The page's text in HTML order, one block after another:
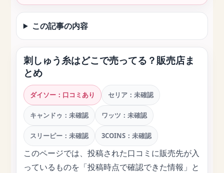
この記事の内容
刺しゅう糸はどこで売ってる？販売店ま
とめ
ダイソー：口コミあり セリア：未確認
キャンドゥ：未確認 ワッツ：未確認
スリーピー：未確認 3COINS：未確認
このページでは、投稿された口コミに販売先が入
っているものを「投稿時点で確認できた情報」と